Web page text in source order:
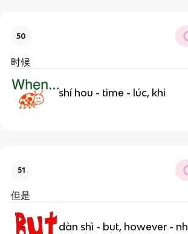
50
时候
shí hou - time - lúc, khi
51
但是
dàn shì - but, however -